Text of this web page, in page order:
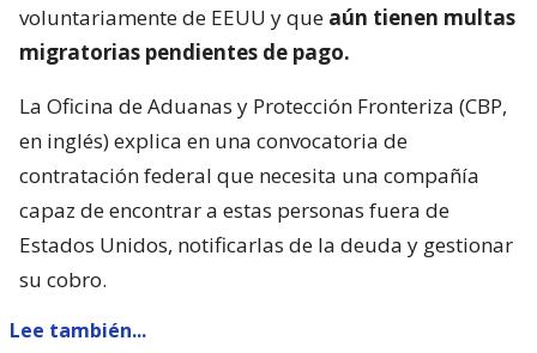
voluntariamente de EEUU y que aún tienen multas
migratorias pendientes de pago.
La Oficina de Aduanas y Protección Fronteriza (CBP,
en inglés) explica en una convocatoria de
contratación federal que necesita una compañía
capaz de encontrar a estas personas fuera de
Estados Unidos, notificarlas de la deuda y gestionar
su cobro.
Lee también...